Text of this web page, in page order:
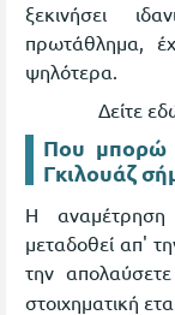
ξεκινήσει
πρωτάθλημα,
ψηλότερα.
Δείτε
Που μπορώ
Γκιλουάζ
Η
μεταδοθεί απ'
την
στοιχηματική